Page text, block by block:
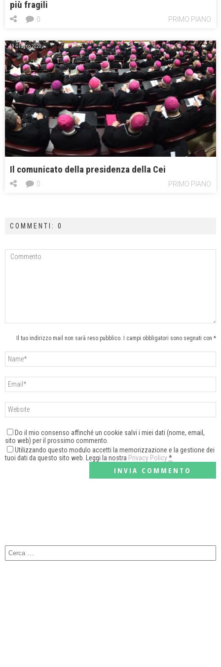
più fragili
PRIMO PIANO
0
19 Giugno 2020
Il comunicato della presidenza della Cei
PRIMO PIANO
0
COMMENTI: 0
Il tuo indirizzo mail non sarà reso pubblico. I campi obbligatori sono segnati con *
Do il mio consenso affinché un cookie salvi i miei dati (nome, email,
sito web) per il prossimo commento.
Utilizzando questo modulo accetti la memorizzazione e la gestione dei
tuoi dati da questo sito web. Leggi la nostra Privacy Policy*